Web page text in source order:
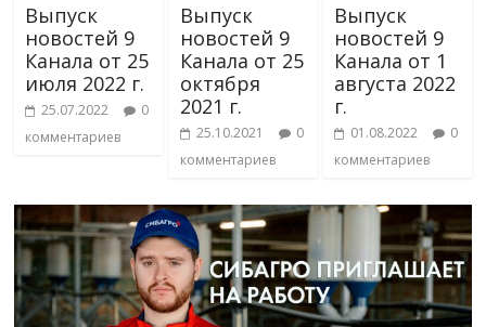
Выпуск
новостей 9
Канала от 25
июля 2022 г.
25.07.2022
0
комментариев
Выпуск
новостей 9
Канала от 25
октября
2021 г.
25.10.2021
0
комментариев
Выпуск
новостей 9
Канала от 1
августа 2022
г.
01.08.2022
0
комментариев